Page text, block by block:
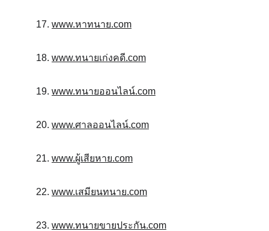
17. www.หาทนาย.com
18. www.ทนายเก่งคดี.com
19. www.ทนายออนไลน์.com
20. www.ศาลออนไลน์.com
21. www.ผู้เสียหาย.com
22. www.เสมียนทนาย.com
23. www.ทนายขายประกัน.com